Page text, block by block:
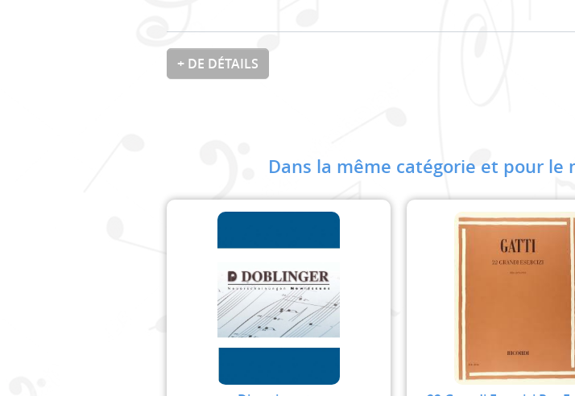
+ DE DÉTAILS
Dans la même catégorie et pour